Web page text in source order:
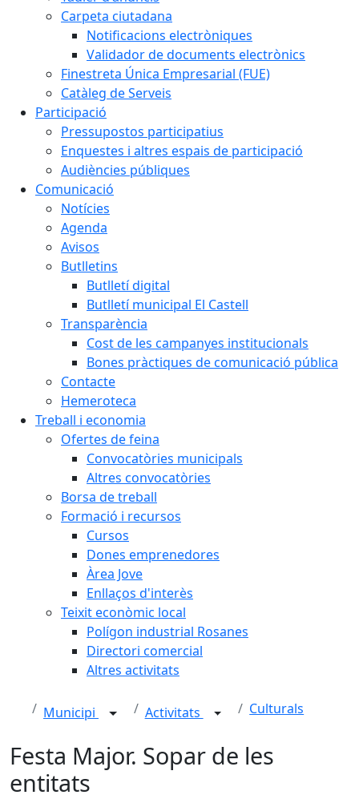
Carpeta ciutadana
Notificacions electròniques
Validador de documents electrònics
Finestreta Única Empresarial (FUE)
Catàleg de Serveis
Participació
Pressupostos participatius
Enquestes i altres espais de participació
Audiències públiques
Comunicació
Notícies
Agenda
Avisos
Butlletins
Butlletí digital
Butlletí municipal El Castell
Transparència
Cost de les campanyes institucionals
Bones pràctiques de comunicació pública
Contacte
Hemeroteca
Treball i economia
Ofertes de feina
Convocatòries municipals
Altres convocatòries
Borsa de treball
Formació i recursos
Cursos
Dones emprenedores
Àrea Jove
Enllaços d'interès
Teixit econòmic local
Polígon industrial Rosanes
Directori comercial
Altres activitats
Municipi Activitats Culturals
Festa Major. Sopar de les
entitats